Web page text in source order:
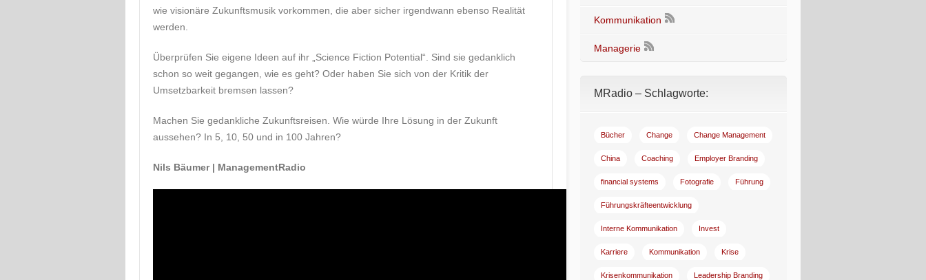
wie visionäre Zukunftsmusik vorkommen, die aber sicher irgendwann ebenso Realität
werden.
Überprüfen Sie eigene Ideen auf ihr „Science Fiction Potential“. Sind sie gedanklich
schon so weit gegangen, wie es geht? Oder haben Sie sich von der Kritik der
Umsetzbarkeit bremsen lassen?
Machen Sie gedankliche Zukunftsreisen. Wie würde Ihre Lösung in der Zukunft
aussehen? In 5, 10, 50 und in 100 Jahren?
Nils Bäumer | ManagementRadio
Kommunikation
Managerie
MRadio – Schlagworte:
Bücher Change Change Management
China Coaching Employer Branding
financial systems Fotografie Führung
Führungskräfteentwicklung
Interne Kommunikation Invest
Karriere Kommunikation Krise
Krisenkommunikation Leadership Branding